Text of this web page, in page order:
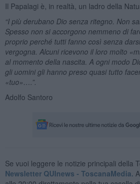
Il Papalagi è, in realtà, un ladro della
“I più derubano Dio senza ritegno. Non
Spesso non si accorgono nemmeno di
proprio perché tutti fanno così senza
vergogna. Alcuni ricevono il loro molto
al momento della nascita. A ogni modo
gli uomini gli hanno preso quasi tutto
«tuo»….”.
Adolfo Santoro
Se vuoi leggere le notizie principali della
Newsletter QUInews - ToscanaMedia.